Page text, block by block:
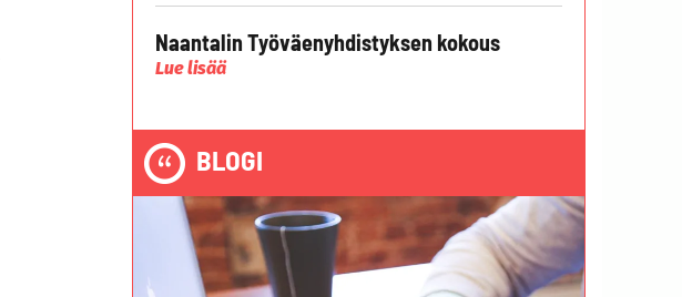
Naantalin Työväenyhdistyksen kokous
Lue lisää
BLOGI